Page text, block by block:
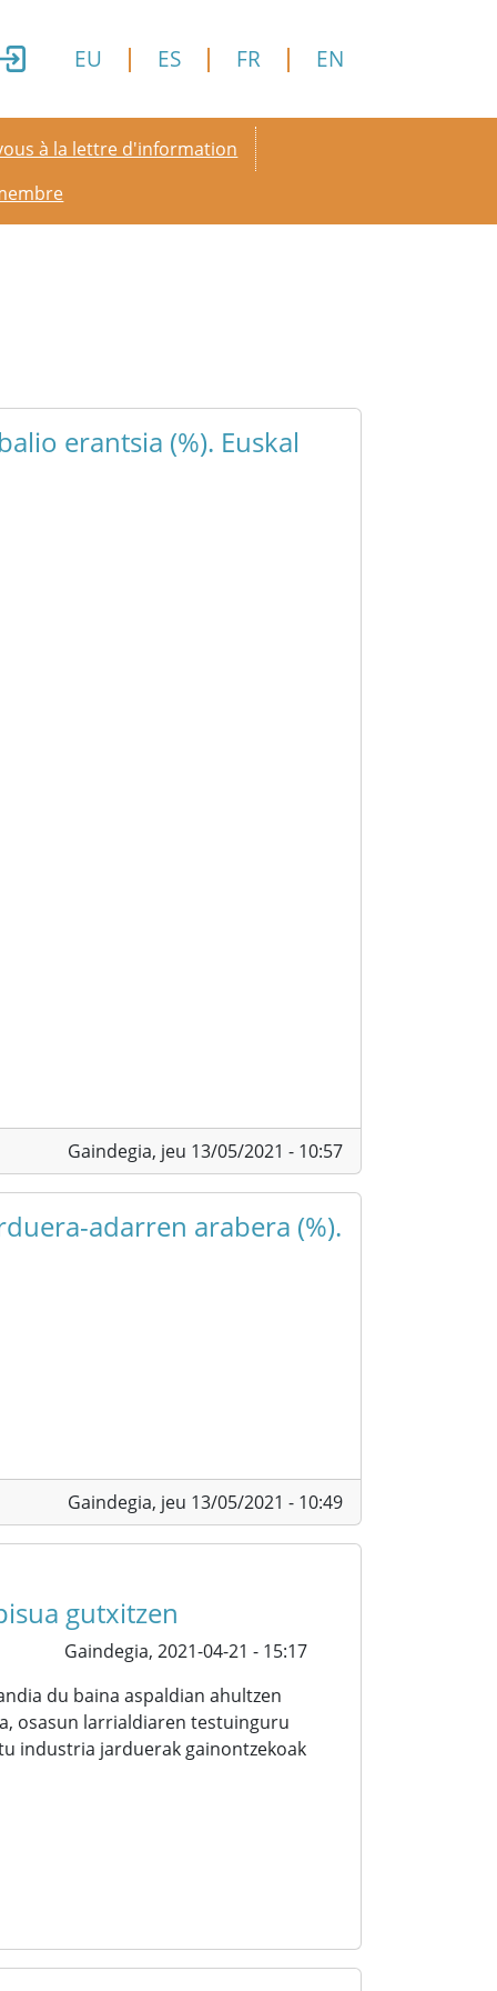
EU ES FR EN
menuà la lettre d'information
erantsia (%). Euskal
Gaindegia, jeu 13/05/2021 - 10:57
adarren arabera (%).
Gaindegia, jeu 13/05/2021 - 10:49
gutxitzen
Gaindegia, 2021-04-21 - 15:17
du baina aspaldian ahultzen
osasun larrialdiaren testuinguru
industria jarduerak gainontzekoak